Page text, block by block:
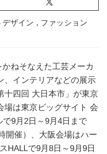
デザイン , ファッション
ねそなえた工芸メーカ
、インテリアなどの展示
十四回 大日本市」が東京
場は東京ビッグサイト 会
9月2日～9月4日まで
開催）、大阪会場はハー
HALLで9月8日～9月9日